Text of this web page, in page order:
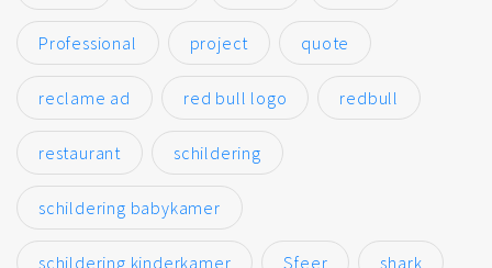
Professional project quote
reclame ad red bull logo redbull
restaurant schildering
schildering babykamer
schildering kinderkamer Sfeer shark